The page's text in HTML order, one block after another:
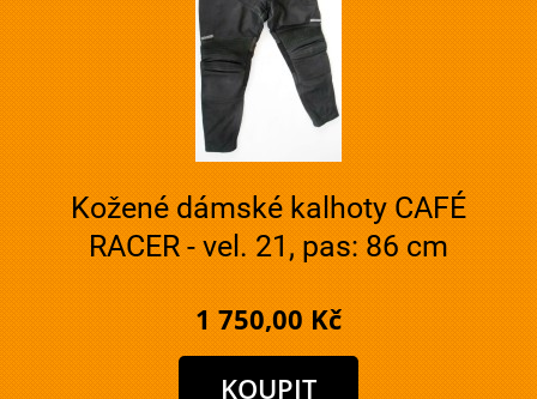
Kožené dámské kalhoty CAFÉ
RACER - vel. 21, pas: 86 cm
1 750,00 Kč